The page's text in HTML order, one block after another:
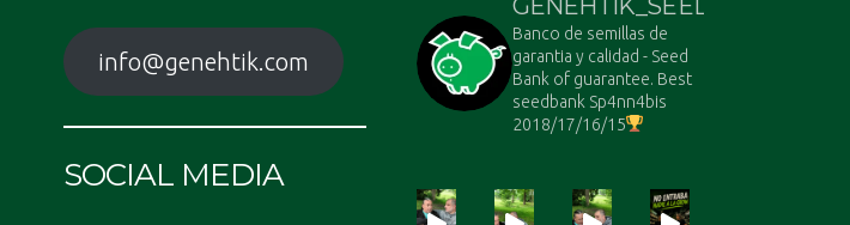
info@genehtik.com
SOCIAL MEDIA
GENEHTIK_SEEDS
Banco de semillas de
garantia y calidad - Seed
Bank of guarantee. Best
seedbank Sp4nn4bis
2018/17/16/15